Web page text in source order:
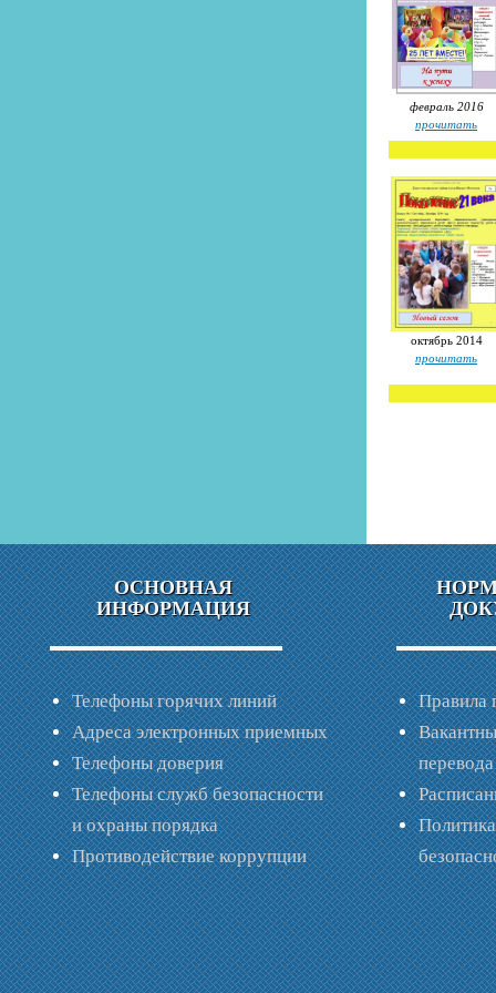
ОСНОВНАЯ
ИНФОРМАЦИЯ
Телефоны горячих линий
Адреса электронных приемных
Телефоны доверия
Телефоны служб безопасности
и охраны порядка
Противодействие коррупции
Правила
перевода